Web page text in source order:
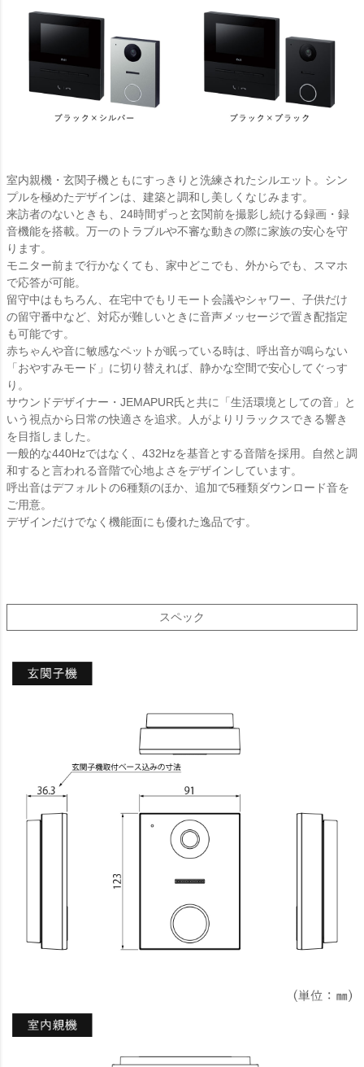
室内親機・玄関子機ともにすっきりと洗練されたシルエット。シン
プルを極めたデザインは、建築と調和し美しくなじみます。
来訪者のないときも、24時間ずっと玄関前を撮影し続ける録画・録
音機能を搭載。万一のトラブルや不審な動きの際に家族の安心を守
ります。
モニター前まで行かなくても、家中どこでも、外からでも、スマホ
で応答が可能。
留守中はもちろん、在宅中でもリモート会議やシャワー、子供だけ
の留守番中など、対応が難しいときに音声メッセージで置き配指定
も可能です。
赤ちゃんや音に敏感なペットが眠っている時は、呼出音が鳴らない
「おやすみモード」に切り替えれば、静かな空間で安心してぐっす
り。
サウンドデザイナー・JEMAPUR氏と共に「生活環境としての音」と
いう視点から日常の快適さを追求。人がよりリラックスできる響き
を目指しました。
一般的な440Hzではなく、432Hzを基音とする音階を採用。自然と調
和すると言われる音階で心地よさをデザインしています。
呼出音はデフォルトの6種類のほか、追加で5種類ダウンロード音を
ご用意。
デザインだけでなく機能面にも優れた逸品です。
スペック